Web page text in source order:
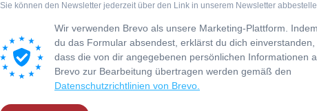
Sie können den Newsletter jederzeit über den Link in unserem Newsletter
Wir verwenden Brevo als unsere Marketing-Plattform. Indem
du das Formular absendest, erklärst du dich einverstanden,
dass die von dir angegebenen persönlichen Informationen
Brevo zur Bearbeitung übertragen werden gemäß den
Datenschutzrichtlinien von Brevo.